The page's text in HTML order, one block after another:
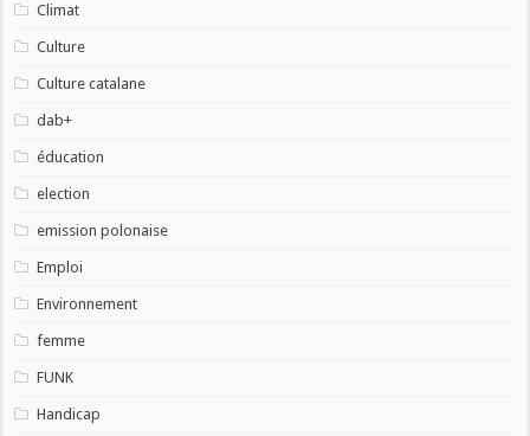
Climat
Culture
Culture catalane
dab+
éducation
election
emission polonaise
Emploi
Environnement
femme
FUNK
Handicap